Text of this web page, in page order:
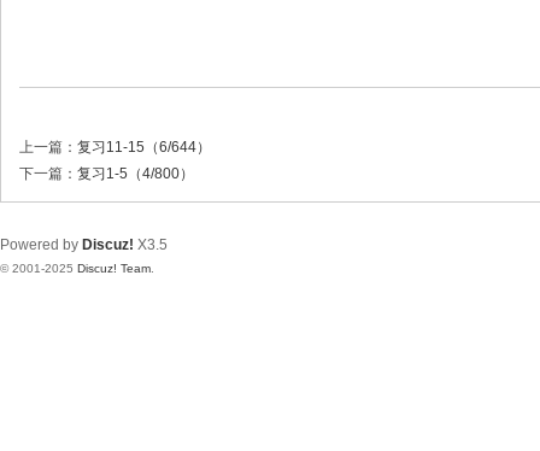
上一篇： 复习11-15（6/644）
下一篇： 复习1-5（4/800）
Powered by Discuz! X3.5
© 2001-2025 Discuz! Team